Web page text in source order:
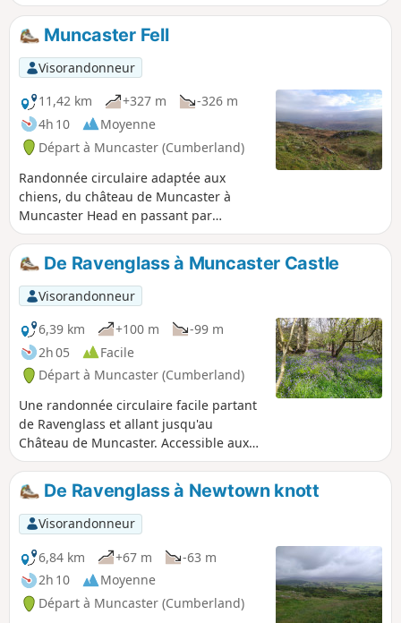
Muncaster Fell
Visorandonneur
11,42 km
+327 m
-326 m
4h 10
Moyenne
Départ à Muncaster (Cumberland)
Randonnée circulaire adaptée aux
chiens, du château de Muncaster à
Muncaster Head en passant par
Muncaster Fell. Vue imprenable sur la
mer d'Irlande et les sommets du Lake
District.De Ravenglass à Muncaster Castle
Visorandonneur
6,39 km
+100 m
-99 m
2h 05
Facile
Départ à Muncaster (Cumberland)
Une randonnée circulaire facile partant
de Ravenglass et allant jusqu'au
Château de Muncaster. Accessible aux
chiens. Randonnée idéale fin avril/début
mai pour voir les jacinthes des bois et
les rhododendrons fleuris au Château
de Muncaster.
De Ravenglass à Newtown knott
Visorandonneur
6,84 km
+67 m
-63 m
2h 10
Moyenne
Départ à Muncaster (Cumberland)